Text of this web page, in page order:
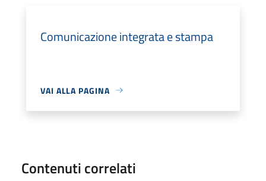
Comunicazione integrata e stampa
VAI ALLA PAGINA
Contenuti correlati